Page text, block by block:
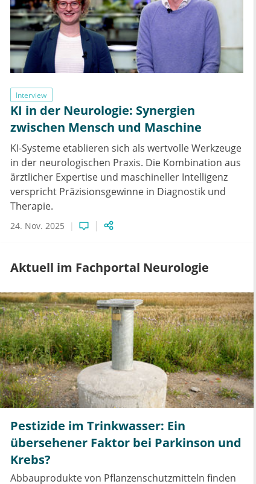
Interview
KI in der Neurologie: Synergien
zwischen Mensch und Maschine
KI-Systeme etablieren sich als wertvolle Werkzeuge
in der neurologischen Praxis. Die Kombination aus
ärztlicher Expertise und maschineller Intelligenz
verspricht Präzisionsgewinne in Diagnostik und
Therapie.
24. Nov. 2025
Aktuell im Fachportal Neurologie
Pestizide im Trinkwasser: Ein
übersehener Faktor bei Parkinson und
Krebs?
Abbauprodukte von Pflanzenschutzmitteln finden